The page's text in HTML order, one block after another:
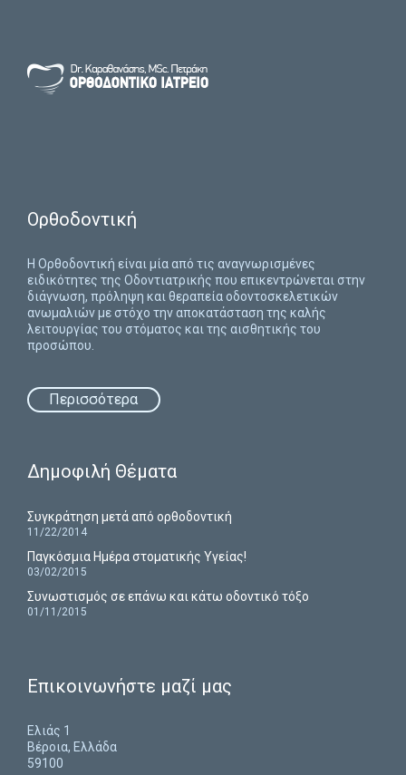
Ορθοδοντική
H Ορθοδοντική είναι μία από τις αναγνωρισμένες
ειδικότητες της Οδοντιατρικής που επικεντρώνεται στην
διάγνωση, πρόληψη και θεραπεία οδοντοσκελετικών
ανωμαλιών με στόχο την αποκατάσταση της καλής
λειτουργίας του στόματος και της αισθητικής του
προσώπου.
Περισσότερα
Δημοφιλή Θέματα
Συγκράτηση μετά από ορθοδοντική
11/22/2014
Παγκόσμια Ημέρα στοματικής Υγείας!
03/02/2015
Συνωστισμός σε επάνω και κάτω οδοντικό τόξο
01/11/2015
Επικοινωνήστε μαζί μας
Ελιάς 1
Βέροια, Ελλάδα
59100